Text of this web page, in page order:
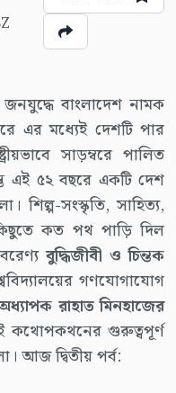
বাংলাদেশ নামক
এর মধ্যেই দেশটি পার
সাড়ম্বরে পালিত
এই ৫২ বছরে একটি দেশ
শিল্প-সংস্কৃতি, সাহিত্য,
কিছুতে কত পথ পাড়ি দিল
বুদ্ধিজীবী ও চিন্তক
গণযোগাযোগ
রাহাত মিনহাজের
কথোপকথনের গুরুত্বপূর্ণ
আজ দ্বিতীয় পর্ব: